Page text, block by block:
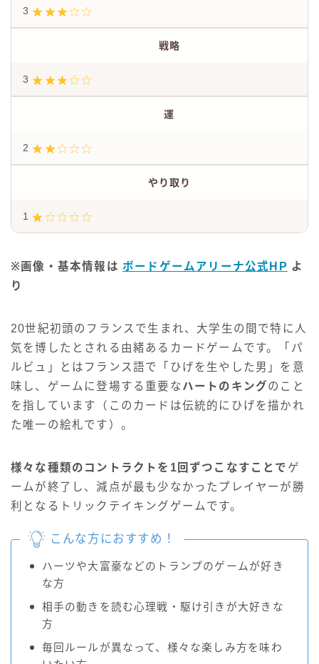
3
戦略
3
運
2
やり取り
1
※画像・基本情報は ボードゲームアリーナ公式HP よ
り
20世紀初頭のフランスで生まれ、大学生の間で特に人
気を博したとされる由緒あるカードゲームです。「パ
ルビュ」とはフランス語で「ひげを生やした男」を意
味し、ゲームに登場する重要なハートのキングのこと
を指しています（このカードは伝統的にひげを描かれ
た唯一の絵札です）。
様々な種類のコントラクトを1回ずつこなすことで ゲ
ームが終了し、減点が最も少なかったプレイヤーが勝
利となるトリックテイキングゲームです。
こんな方におすすめ！
ハーツや大富豪などのトランプのゲームが好き
な方
相手の動きを読む心理戦・駆け引きが大好きな
方
毎回ルールが異なって、様々な楽しみ方を味わ